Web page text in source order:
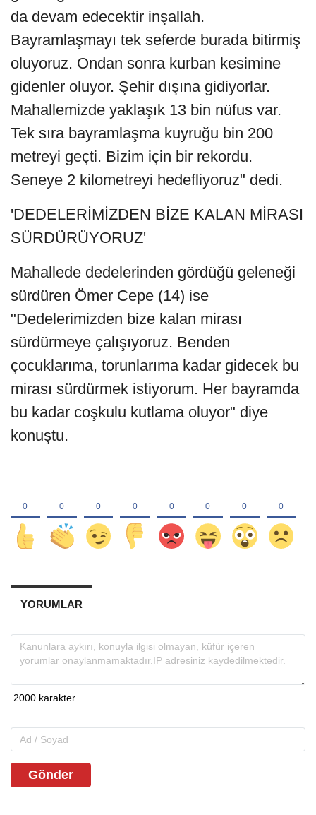
da devam edecektir inşallah.
Bayramlaşmayı tek seferde burada bitirmiş
oluyoruz. Ondan sonra kurban kesimine
gidenler oluyor. Şehir dışına gidiyorlar.
Mahallemizde yaklaşık 13 bin nüfus var.
Tek sıra bayramlaşma kuyruğu bin 200
metreyi geçti. Bizim için bir rekordu.
Seneye 2 kilometreyi hedefliyoruz" dedi.
'DEDELERİMİZDEN BİZE KALAN MİRASI
SÜRDÜRÜYORUZ'
Mahallede dedelerinden gördüğü geleneği
sürdüren Ömer Cepe (14) ise
"Dedelerimizden bize kalan mirası
sürdürmeye çalışıyoruz. Benden
çocuklarıma, torunlarıma kadar gidecek bu
mirası sürdürmek istiyorum. Her bayramda
bu kadar coşkulu kutlama oluyor" diye
konuştu.
YORUMLAR
Gönder